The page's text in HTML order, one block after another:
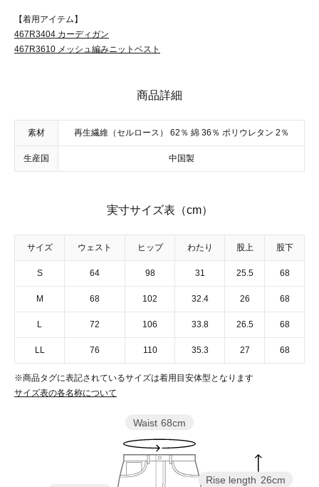
【着用アイテム】
467R3404 カーディガン
467R3610 メッシュ編みニットベスト
商品詳細
素材 再生繊維（セルロース） 62％ 綿 36％ ポリウレタン 2％
生産国 中国製
実寸サイズ表（cm）
サイズ ウェスト ヒップ わたり 股上 股下
S 64 98 31 25.5 68
M 68 102 32.4 26 68
L 72 106 33.8 26.5 68
LL 76 110 35.3 27 68
※商品タグに表記されているサイズは着用目安体型となります
サイズ表の各名称について
Rise length 26cm
Waist 68cm